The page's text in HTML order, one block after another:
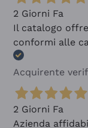
2 Giorni Fa
Il catalogo
conformi alle
Acquirente
2 Giorni Fa
Azienda